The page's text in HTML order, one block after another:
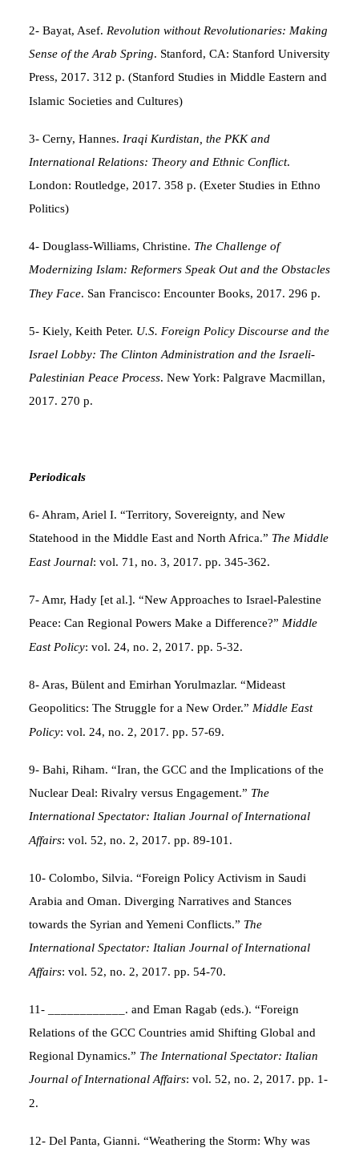
2- Bayat, Asef. Revolution without Revolutionaries: Making
Sense of the Arab Spring. Stanford, CA: Stanford University
Press, 2017. 312 p. (Stanford Studies in Middle Eastern and
Islamic Societies and Cultures)
3- Cerny, Hannes. Iraqi Kurdistan, the PKK and
International Relations: Theory and Ethnic Conflict.
London: Routledge, 2017. 358 p. (Exeter Studies in Ethno
Politics)
4- Douglass-Williams, Christine. The Challenge of
Modernizing Islam: Reformers Speak Out and the Obstacles
They Face. San Francisco: Encounter Books, 2017. 296 p.
5- Kiely, Keith Peter. U.S. Foreign Policy Discourse and the
Israel Lobby: The Clinton Administration and the Israeli-
Palestinian Peace Process. New York: Palgrave Macmillan,
2017. 270 p.
Periodicals
6- Ahram, Ariel I. “Territory, Sovereignty, and New
Statehood in the Middle East and North Africa.” The Middle
East Journal: vol. 71, no. 3, 2017. pp. 345-362.
7- Amr, Hady [et al.]. “New Approaches to Israel-Palestine
Peace: Can Regional Powers Make a Difference?” Middle
East Policy: vol. 24, no. 2, 2017. pp. 5-32.
8- Aras, Bülent and Emirhan Yorulmazlar. “Mideast
Geopolitics: The Struggle for a New Order.” Middle East
Policy: vol. 24, no. 2, 2017. pp. 57-69.
9- Bahi, Riham. “Iran, the GCC and the Implications of the
Nuclear Deal: Rivalry versus Engagement.” The
International Spectator: Italian Journal of International
Affairs: vol. 52, no. 2, 2017. pp. 89-101.
10- Colombo, Silvia. “Foreign Policy Activism in Saudi
Arabia and Oman. Diverging Narratives and Stances
towards the Syrian and Yemeni Conflicts.” The
International Spectator: Italian Journal of International
Affairs: vol. 52, no. 2, 2017. pp. 54-70.
11- ____________. and Eman Ragab (eds.). “Foreign
Relations of the GCC Countries amid Shifting Global and
Regional Dynamics.” The International Spectator: Italian
Journal of International Affairs: vol. 52, no. 2, 2017. pp. 1-
2.
12- Del Panta, Gianni. “Weathering the Storm: Why was